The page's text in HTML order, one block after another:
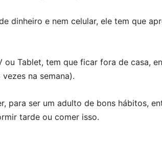
dinheiro e nem celular, ele tem que
ou Tablet, tem que ficar fora de casa,
na semana).
para ser um adulto de bons hábitos,
tarde ou comer isso.